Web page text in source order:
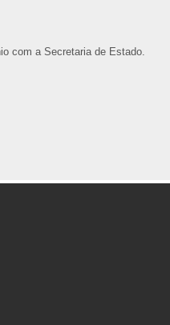
com a Secretaria de Estado.